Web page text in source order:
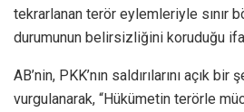
tekrarlanan terör eylemleriyle sınır
durumunun belirsizliğini koruduğu
AB’nin, PKK’nın saldırılarını açık bir
vurgulanarak, “Hükümetin terörle